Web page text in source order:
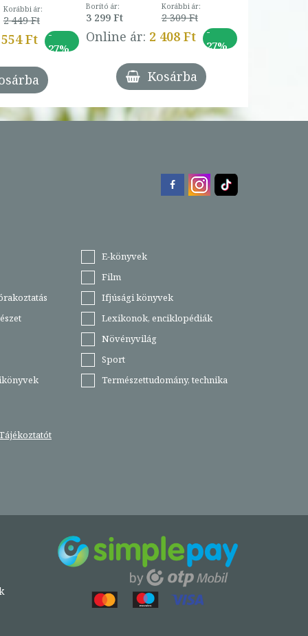
Korábbi ár:
2 449 Ft
Ft
-
27%
Borító ár:
3 299 Ft
Korábbi ár:
2 309 Ft
Online ár: 2 408 Ft
-
27%
Kosárba
E-könyvek
Film
Ifjúsági könyvek
Lexikonok, enciklopédiák
Növényvilág
Sport
Természettudomány, technika